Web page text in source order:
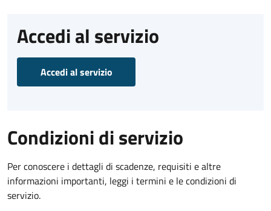
Accedi al servizio
Accedi al servizio
Condizioni di servizio
Per conoscere i dettagli di scadenze, requisiti e altre
informazioni importanti, leggi i termini e le condizioni di
servizio.